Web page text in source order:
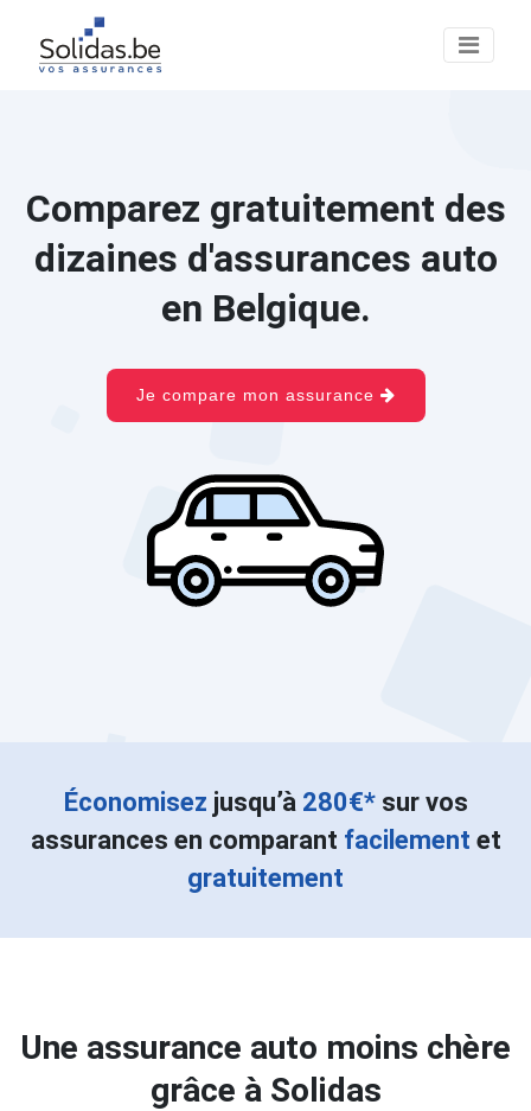
Comparez gratuitement des
dizaines d'assurances auto
en Belgique.
Je compare mon assurance
Économisez jusqu’à 280€*sur vos
assurances en comparant facilement et
gratuitement
Une assurance auto moins chère
grâce à Solidas